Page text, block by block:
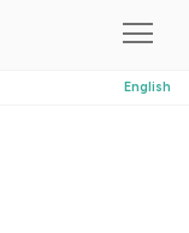
English